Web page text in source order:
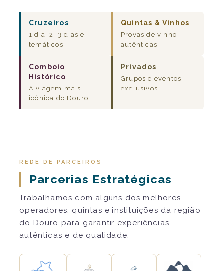
Cruzeiros
1 dia, 2–3 dias e
temáticos
Quintas & Vinhos
Provas de vinho
autênticas
Comboio
Histórico
A viagem mais
icónica do Douro
Privados
Grupos e eventos
exclusivos
REDE DE PARCEIROS
Parcerias Estratégicas
Trabalhamos com alguns dos melhores
operadores, quintas e instituições da região
do Douro para garantir experiências
autênticas e de qualidade.